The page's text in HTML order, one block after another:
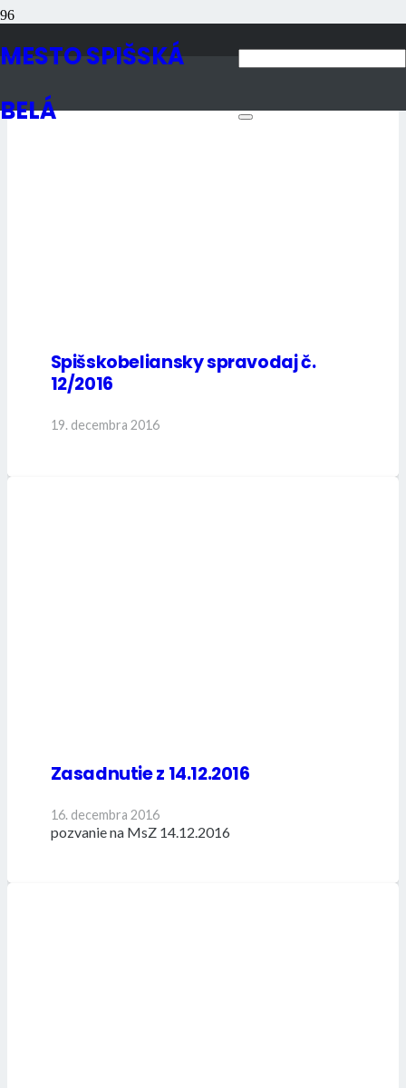
MESTO SPIŠSKÁ
BELÁ
2016
Spišskobeliansky spravodaj č.
12/2016
19. decembra 2016
Zasadnutie z 14.12.2016
16. decembra 2016
pozvanie na MsZ 14.12.2016